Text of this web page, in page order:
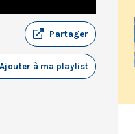
Partager
Ajouter à ma playlist